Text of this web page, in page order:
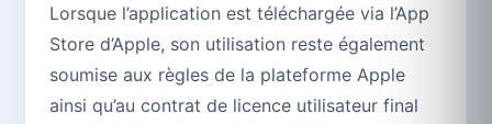
Lorsque l’application est téléchargée via l’App
Store d’Apple, son utilisation reste également
soumise aux règles de la plateforme Apple
ainsi qu’au contrat de licence utilisateur final